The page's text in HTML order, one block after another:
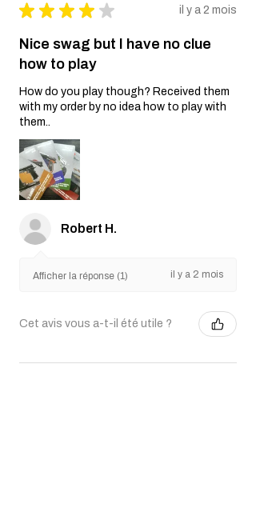
★ ★ ★ ★ ★ il y a 2 mois
Nice swag but I have no clue
how to play
How do you play though? Received them
with my order by no idea how to play with
them..
Robert H.
Afficher la réponse (1) il y a 2 mois
Cet avis vous a-t-il été utile ?